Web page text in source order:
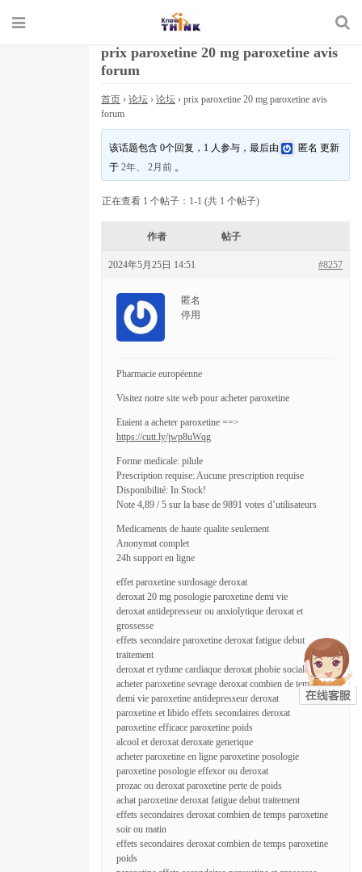
prix paroxetine 20 mg paroxetine avis
forum
首页 › 论坛 › 论坛 › prix paroxetine 20 mg paroxetine avis
forum
该话题包含 0个回复，1 人参与，最后由 匿名 更新
于2年、 2月前 。
正在查看 1 个帖子：1-1 (共 1 个帖子)
作者 帖子
2024年5月25日 14:51 #8257
匿名
停用
Pharmacie européenne
Visitez notre site web pour acheter paroxetine
Etaient a acheter paroxetine ==>
https://cutt.ly/jwp8uWqg
Forme medicale: pilule
Prescription requise: Aucune prescription requise
Disponibilité: In Stock!
Note 4,89 / 5 sur la base de 9891 votes d’utilisateurs
Medicaments de haute qualite seulement
Anonymat complet
24h support en ligne
effet paroxetine surdosage deroxat
deroxat 20 mg posologie paroxetine demi vie
deroxat antidepresseur ou anxiolytique deroxat et
grossesse
effets secondaire paroxetine deroxat fatigue debut
traitement
deroxat et rythme cardiaque deroxat phobie sociale
acheter paroxetine sevrage deroxat combien de temps
demi vie paroxetine antidepresseur deroxat
paroxetine et libido effets secondaires deroxat
paroxetine efficace paroxetine poids
alcool et deroxat deroxate generique
acheter paroxetine en ligne paroxetine posologie
paroxetine posologie effexor ou deroxat
prozac ou deroxat paroxetine perte de poids
achat paroxetine deroxat fatigue debut traitement
effets secondaires deroxat combien de temps paroxetine
soir ou matin
effets secondaires deroxat combien de temps paroxetine
poids